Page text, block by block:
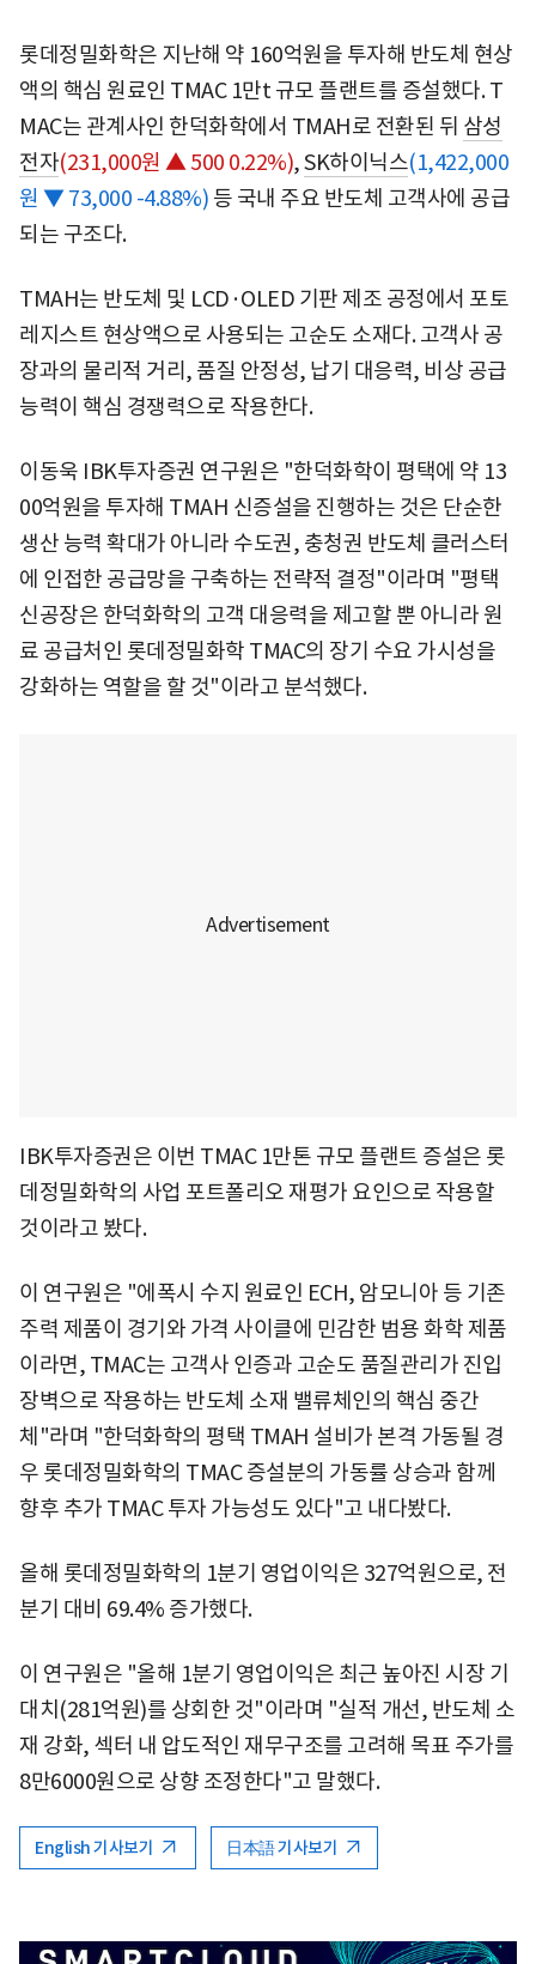
롯데정밀화학은 지난해 약 160억원을 투자해 반도체 현상
액의 핵심 원료인 TMAC 1만t 규모 플랜트를 증설했다. T
MAC는 관계사인 한덕화학에서 TMAH로 전환된 뒤 삼성
전자(231,000원 ▲ 500 0.22%),SK하이닉스(1,422,000
원 ▼ 73,000 -4.88%) 등 국내 주요 반도체 고객사에 공급
되는 구조다.
TMAH는 반도체 및 LCD·OLED 기판 제조 공정에서 포토
레지스트 현상액으로 사용되는 고순도 소재다. 고객사 공
장과의 물리적 거리, 품질 안정성, 납기 대응력, 비상 공급
능력이 핵심 경쟁력으로 작용한다.
이동욱 IBK투자증권 연구원은 "한덕화학이 평택에 약 13
00억원을 투자해 TMAH 신증설을 진행하는 것은 단순한
생산 능력 확대가 아니라 수도권, 충청권 반도체 클러스터
에 인접한 공급망을 구축하는 전략적 결정"이라며 "평택
신공장은 한덕화학의 고객 대응력을 제고할 뿐 아니라 원
료 공급처인 롯데정밀화학 TMAC의 장기 수요 가시성을
강화하는 역할을 할 것"이라고 분석했다.
IBK투자증권은 이번 TMAC 1만톤 규모 플랜트 증설은 롯
데정밀화학의 사업 포트폴리오 재평가 요인으로 작용할
것이라고 봤다.
이 연구원은 "에폭시 수지 원료인 ECH, 암모니아 등 기존
주력 제품이 경기와 가격 사이클에 민감한 범용 화학 제품
이라면, TMAC는 고객사 인증과 고순도 품질관리가 진입
장벽으로 작용하는 반도체 소재 밸류체인의 핵심 중간
체"라며 "한덕화학의 평택 TMAH 설비가 본격 가동될 경
우 롯데정밀화학의 TMAC 증설분의 가동률 상승과 함께
향후 추가 TMAC 투자 가능성도 있다"고 내다봤다.
올해 롯데정밀화학의 1분기 영업이익은 327억원으로, 전
분기 대비 69.4% 증가했다.
이 연구원은 "올해 1분기 영업이익은 최근 높아진 시장 기
대치(281억원)를 상회한 것"이라며 "실적 개선, 반도체 소
재 강화, 섹터 내 압도적인 재무구조를 고려해 목표 주가를
8만6000원으로 상향 조정한다"고 말했다.
English 기사보기 日本語 기사보기